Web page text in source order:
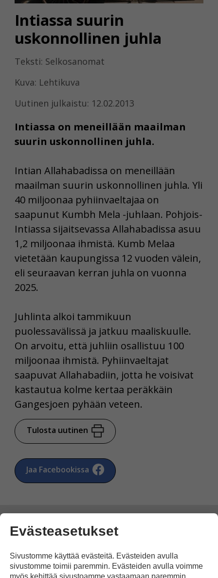
Intiassa suurin
uskonnollinen juhla
Teksti: Selkosanomat
Kuva: Lehtikuva
Uutinen julkaistu: 12.02.2013
Intiassa on meneillään maailman
suurin uskonnollinen juhla.
Intian Allahabadissa on meneillään
maailman suurin uskonnollinen juhla. Yli
40 miljoonaa pyhiinvaeltajaa on
saapunut Kumbh Mela -juhlaan. Pohjois-
Intiassa sijaitsevassa Allahabadissa asuu
1,2 miljoonaa ihmistä. Kumb Melaa
vietetään kaupungissa 12 vuoden välein,
eli seuraavan kerran juhla on vuonna
2025.
Juhlinta alkoi tammikuun
puolessavälissä ja jatkuu maaliskuulle.
On arvoitu, että juhliin osallistuu 100
miljoonaa ihmistä. Pyhiinvaeltajat
saapuvat Allahabadiin, jotta he voisivat
kastautua kolme kertaa peräkkäin
Gangesjoen pyhään veteen.
Tulosta uutinen
Jaa Facebookissa
Kommentoi
Evästeasetukset
Sivustomme käyttää evästeitä. Evästeiden avulla
sivustomme toimii paremmin. Evästeiden avulla voimme
myös kehittää sivustoamme vastaamaan paremmin